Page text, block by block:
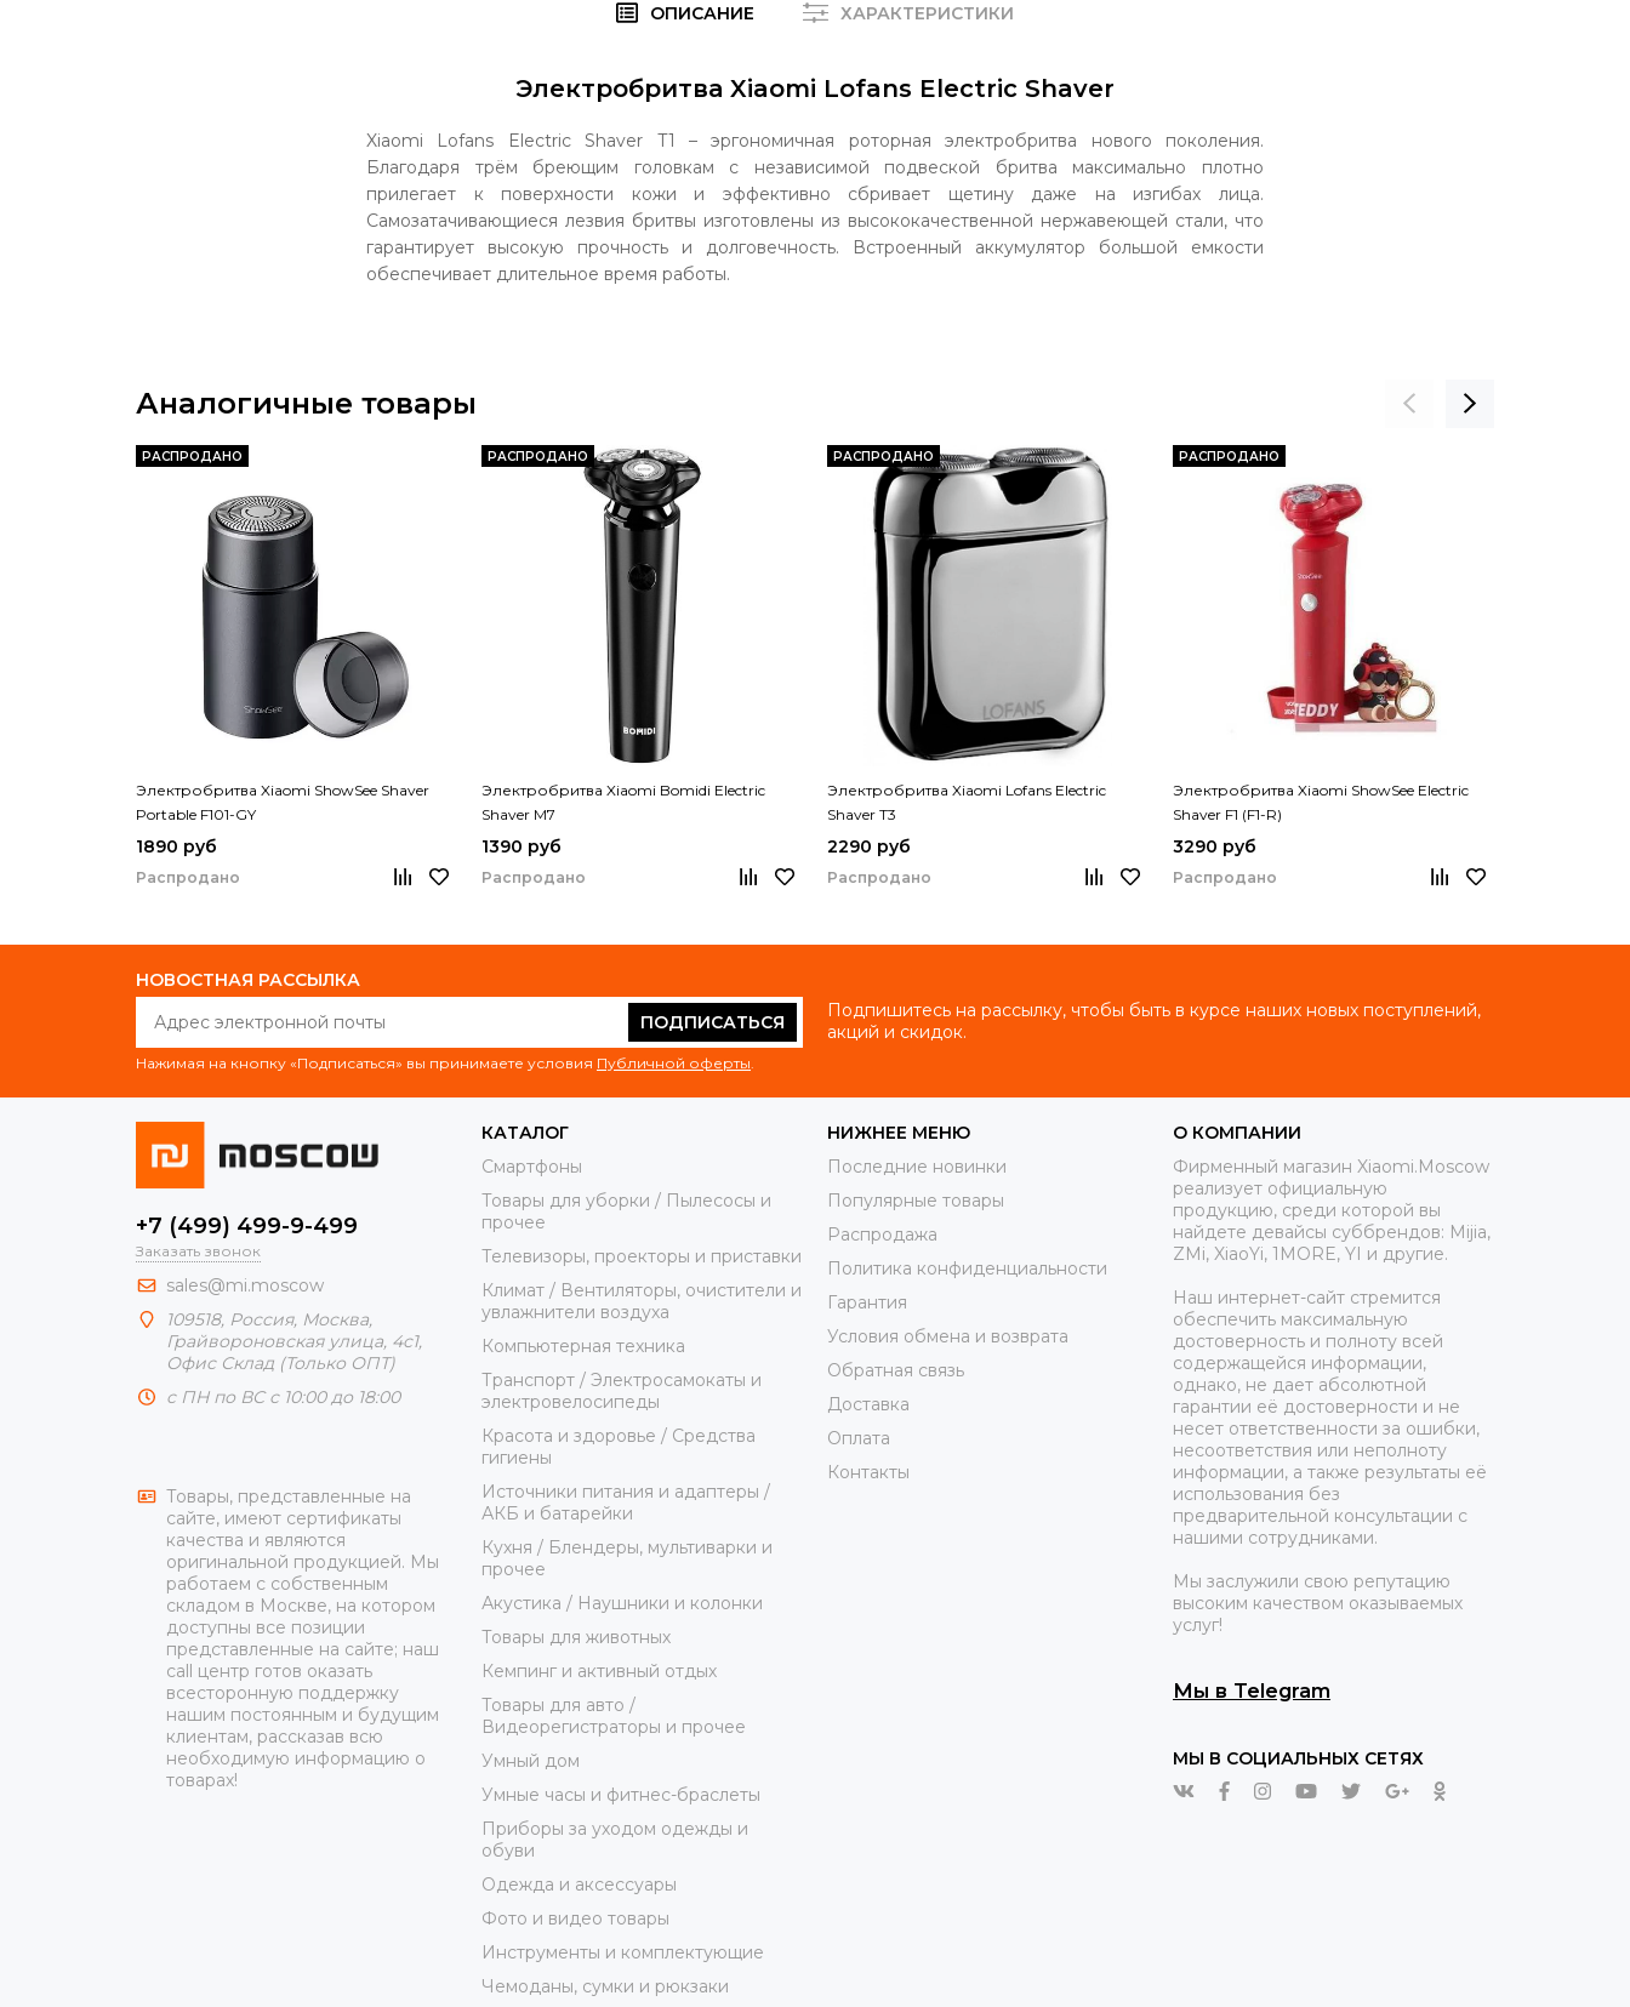
ОПИСАНИЕ ХАРАКТЕРИСТИКИ
Электробритва Xiaomi Lofans Electric Shaver
Xiaomi Lofans Electric Shaver T1 – эргономичная роторная электробритва нового поколения.
Благодаря трём бреющим головкам с независимой подвеской бритва максимально плотно
прилегает к поверхности кожи и эффективно сбривает щетину даже на изгибах лица.
Самозатачивающиеся лезвия бритвы изготовлены из высококачественной нержавеющей стали, что
гарантирует высокую прочность и долговечность. Встроенный аккумулятор большой емкости
обеспечивает длительное время работы.
Аналогичные товары
РАСПРОДАНО
Электробритва Xiaomi ShowSee Shaver
Portable F101-GY
1890 руб
Распродано
РАСПРОДАНО
Электробритва Xiaomi Bomidi Electric
Shaver M7
1390 руб
Распродано
РАСПРОДАНО
Электробритва Xiaomi Lofans Electric
Shaver T3
2290 руб
Распродано
РАСПРОДАНО
Электробритва Xiaomi ShowSee Electric
Shaver F1 (F1-R)
3290 руб
Распродано
НОВОСТНАЯ РАССЫЛКА
ПОДПИСАТЬСЯ
Нажимая на кнопку «Подписаться» вы принимаете условия Публичной оферты
Подпишитесь на рассылку, чтобы быть в курсе наших новых поступлений,
акций и скидок.
+7 (499) 499-9-499
Заказать звонок
sales@mi.moscow
109518, Россия, Москва,
Грайвороновская улица, 4с1,
Офис Склад (Только ОПТ)
с ПН по ВС с 10:00 до 18:00
Товары, представленные на
сайте, имеют сертификаты
качества и являются
оригинальной продукцией. Мы
работаем с собственным
складом в Москве, на котором
доступны все позиции
представленные на сайте; наш
call центр готов оказать
всесторонную поддержку
нашим постоянным и будущим
клиентам, рассказав всю
необходимую информацию о
товарах!
КАТАЛОГ
Смартфоны
Товары для уборки / Пылесосы и
прочее
Телевизоры, проекторы и приставки
Климат / Вентиляторы, очистители и
увлажнители воздуха
Компьютерная техника
Транспорт / Электросамокаты и
электровелосипеды
Красота и здоровье / Средства
гигиены
Источники питания и адаптеры /
АКБ и батарейки
Кухня / Блендеры, мультиварки и
прочее
Акустика / Наушники и колонки
Товары для животных
Кемпинг и активный отдых
Товары для авто /
Видеорегистраторы и прочее
Умный дом
Умные часы и фитнес-браслеты
Приборы за уходом одежды и
обуви
Одежда и аксессуары
Фото и видео товары
Инструменты и комплектующие
Чемоданы, сумки и рюкзаки
НИЖНЕЕ МЕНЮ
Последние новинки
Популярные товары
Распродажа
Политика конфиденциальности
Гарантия
Условия обмена и возврата
Обратная связь
Доставка
Оплата
Контакты
О КОМПАНИИ
Фирменный магазин Xiaomi.Moscow
реализует официальную
продукцию, среди которой вы
найдете девайсы суббрендов: Mijia,
ZMi, XiaoYi, 1MORE, YI и другие.
Наш интернет-сайт стремится
обеспечить максимальную
достоверность и полноту всей
содержащейся информации,
однако, не дает абсолютной
гарантии её достоверности и не
несет ответственности за ошибки,
несоответствия или неполноту
информации, а также результаты её
использования без
предварительной консультации с
нашими сотрудниками.
Мы заслужили свою репутацию
высоким качеством оказываемых
услуг!
Мы в Telegram
МЫ В СОЦИАЛЬНЫХ СЕТЯХ